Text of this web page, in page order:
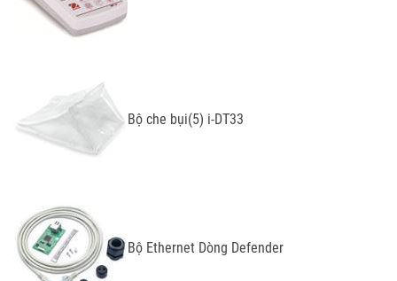
Bộ che bụi(5) i-DT33
Bộ Ethernet Dòng Defender